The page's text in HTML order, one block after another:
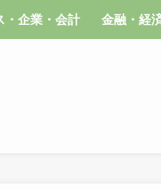
・企業・会計 金融・経